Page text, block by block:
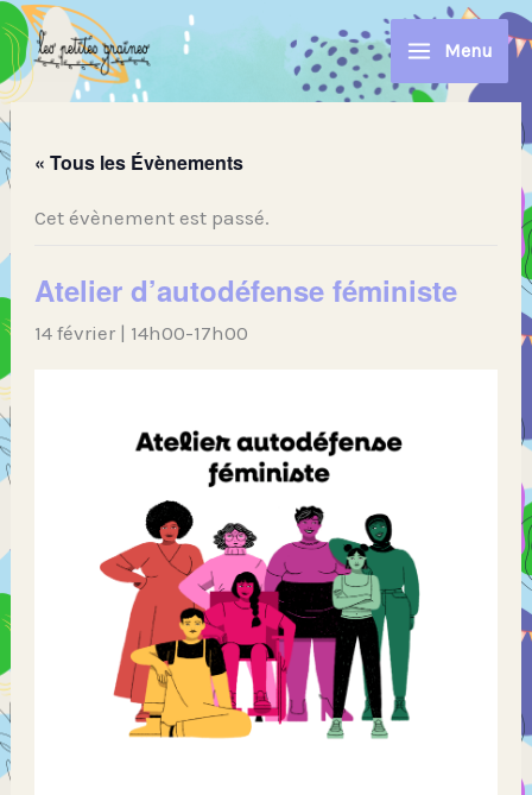
Aller
au
contenu
Menu
« Tous les Évènements
Cet évènement est passé.
Atelier d’autodéfense féministe
14 février | 14h00-17h00